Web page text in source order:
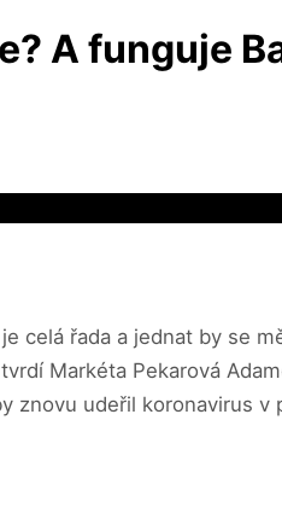
A funguje
řada a jednat by se
Markéta Pekarová
znovu udeřil koronavirus